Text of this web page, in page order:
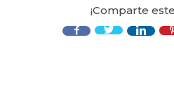
¡Comparte